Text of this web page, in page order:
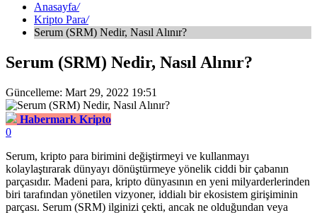
Anasayfa/
Kripto Para/
Serum (SRM) Nedir, Nasıl Alınır?
Serum (SRM) Nedir, Nasıl Alınır?
Güncelleme: Mart 29, 2022 19:51
Habermark Kripto
0
Serum, kripto para birimini değiştirmeyi ve kullanmayı
kolaylaştırarak dünyayı dönüştürmeye yönelik ciddi bir çabanın
parçasıdır. Madeni para, kripto dünyasının en yeni milyarderlerinden
biri tarafından yönetilen vizyoner, iddialı bir ekosistem girişiminin
parçası. Serum (SRM) ilginizi çekti, ancak ne olduğundan veya